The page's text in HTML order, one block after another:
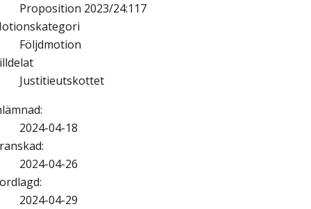
Proposition 2023/24:117
Följdmotion
Justitieutskottet
:
2024-04-18
:
2024-04-26
:
2024-04-29